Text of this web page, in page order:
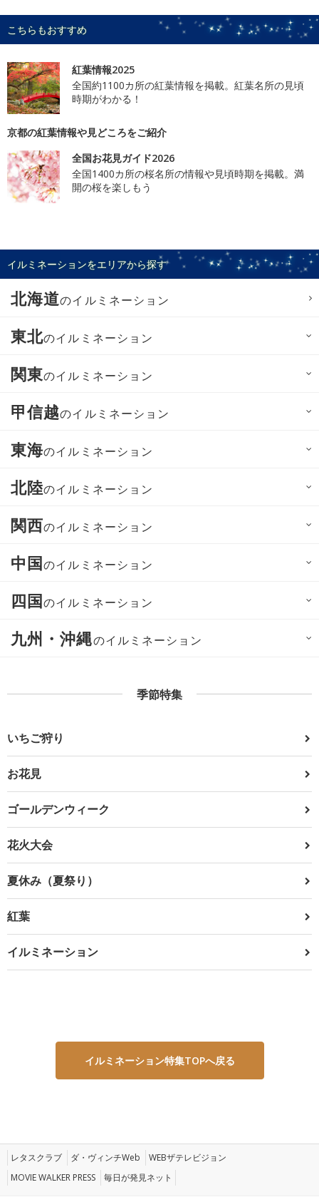
こちらもおすすめ
紅葉情報2025
全国約1100カ所の紅葉情報を掲載。紅葉名所の見頃
時期がわかる！
京都の紅葉情報や見どころをご紹介
全国お花見ガイド2026
全国1400カ所の桜名所の情報や見頃時期を掲載。満
開の桜を楽しもう
イルミネーションをエリアから探す
北海道のイルミネーション
東北のイルミネーション
関東のイルミネーション
甲信越のイルミネーション
東海のイルミネーション
北陸のイルミネーション
関西のイルミネーション
中国のイルミネーション
四国のイルミネーション
九州・沖縄のイルミネーション
季節特集
いちご狩り
お花見
ゴールデンウィーク
花火大会
夏休み（夏祭り）
紅葉
イルミネーション
イルミネーション特集TOPへ戻る
レタスクラブ ダ・ヴィンチWeb
WEBザテレビジョン
MOVIE WALKER PRESS
毎日が発見ネット